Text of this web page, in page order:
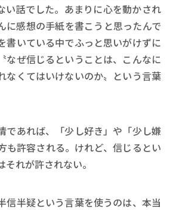
い話でした。あまりに心を動かされ
に感想の手紙を書こうと思ったんで
書いている中でふっと思いがけずに
なぜ信じるということは、こんなに
なくてはいけないのか〟という言葉
であれば、「少し好き」や「少し嫌
も許容される。けれど、信じるとい
れが許されない。
信半疑という言葉を使うのは、本当